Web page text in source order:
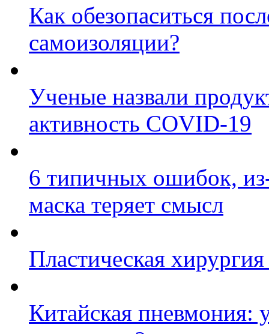
Как обезопаситься
самоизоляции?
Ученые назвали
активность COVID-19
6 типичных ошибок,
маска теряет смысл
Пластическая
Китайская пневмония: